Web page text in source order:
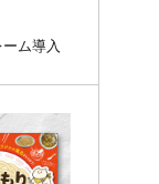
ム導入